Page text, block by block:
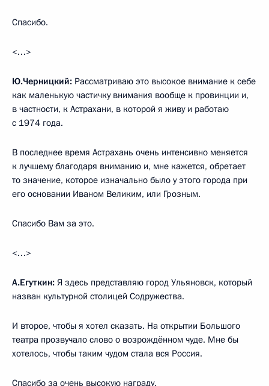
Спасибо.
<…>
Ю.Черницкий: Рассматриваю это высокое внимание к себе
как маленькую частичку внимания вообще к провинции и,
в частности, к Астрахани, в которой я живу и работаю
с 1974 года.
В последнее время Астрахань очень интенсивно меняется
к лучшему благодаря вниманию и, мне кажется, обретает
то значение, которое изначально было у этого города при
его основании Иваном Великим, или Грозным.
Спасибо Вам за это.
<…>
А.Егуткин: Я здесь представляю город Ульяновск, который
назван культурной столицей Содружества.
И второе, чтобы я хотел сказать. На открытии Большого
театра прозвучало слово о возрождённом чуде. Мне бы
хотелось, чтобы таким чудом стала вся Россия.
Спасибо за очень высокую награду.